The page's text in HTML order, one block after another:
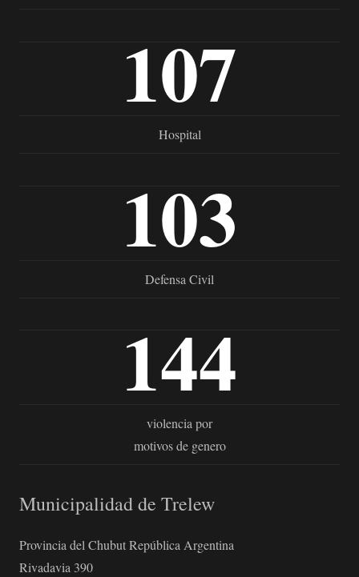
107
Hospital
103
Defensa Civil
144
violencia por
motivos de genero
Municipalidad de Trelew
Provincia del Chubut República Argentina
Rivadavia 390